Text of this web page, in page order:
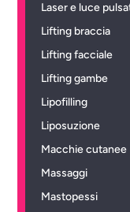
Laser e luce
Lifting braccia
Lifting facciale
Lifting gambe
Lipofilling
Liposuzione
Macchie cutanee
Massaggi
Mastopessi